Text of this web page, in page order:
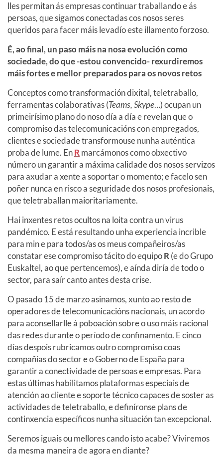
lles permitan ás empresas continuar traballando e ás
persoas, que sigamos conectadas cos nosos seres
queridos para facer máis levadío este illamento forzoso.
É, ao final, un paso máis na nosa evolución como
sociedade, do que -estou convencido- rexurdiremos
máis fortes e mellor preparados para os novos retos
Conceptos como transformación dixital, teletraballo,
ferramentas colaborativas (Teams, Skype…) ocupan un
primeirísimo plano do noso día a día e revelan que o
compromiso das telecomunicacións con empregados,
clientes e sociedade transformouse nunha auténtica
proba de lume. EnRmarcámonos como obxectivo
número un garantir a máxima calidade dos nosos servizos
para axudar a xente a soportar o momento; e facelo sen
poñer nunca en risco a seguridade dos nosos profesionais,
que teletraballan maioritariamente.
Hai inxentes retos ocultos na loita contra un virus
pandémico. E está resultando unha experiencia incrible
para min e para todos/as os meus compañeiros/as
constatar ese compromiso tácito do equipoR(e do Grupo
Euskaltel, ao que pertencemos), e aínda diría de todo o
sector, para saír canto antes desta crise.
O pasado 15 de marzo asinamos, xunto ao resto de
operadores de telecomunicacións nacionais, un acordo
para aconsellarlle á poboación sobre o uso máis racional
das redes durante o período de confinamento. E cinco
días despois rubricamos outro compromiso coas
compañías do sector e o Goberno de España para
garantir a conectividade de persoas e empresas. Para
estas últimas habilitamos plataformas especiais de
atención ao cliente e soporte técnico capaces de soster as
actividades de teletraballo, e definíronse plans de
continxencia específicos nunha situación tan excepcional.
Seremos iguais ou mellores cando isto acabe? Viviremos
da mesma maneira de agora en diante?